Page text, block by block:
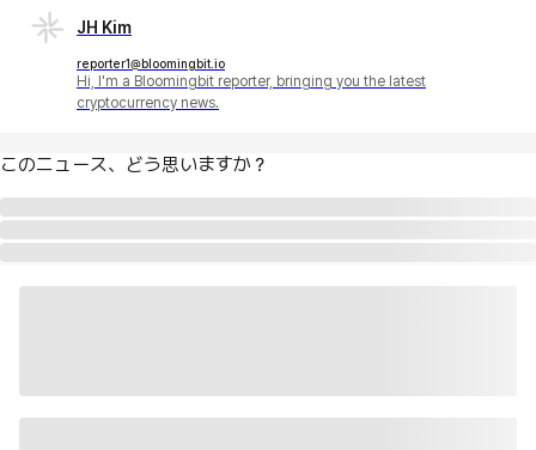
JH Kim
reporter1@bloomingbit.io
Hi, I'm a Bloomingbit reporter, bringing you the latest
cryptocurrency news.
このニュース、どう思いますか？